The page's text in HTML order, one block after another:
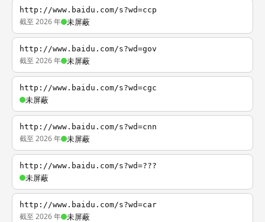
http://www.baidu.com/s?wd=ccp
截至 2026 年 未屏蔽
http://www.baidu.com/s?wd=gov
截至 2026 年 未屏蔽
http://www.baidu.com/s?wd=cgc
未屏蔽
http://www.baidu.com/s?wd=cnn
截至 2026 年 未屏蔽
http://www.baidu.com/s?wd=???
未屏蔽
http://www.baidu.com/s?wd=car
截至 2026 年 未屏蔽